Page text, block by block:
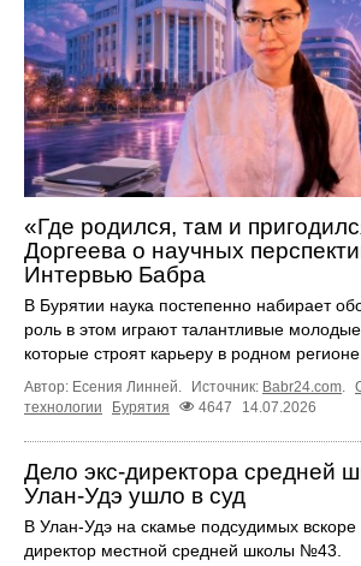
«Где родился, там и
Доргеева о научных
Интервью Бабра
В Бурятии наука постепенно набирает
роль в этом играют талантливые молодые
которые строят карьеру в родном регионе.
Автор: Есения Линней. Источник: Babr24.com
технологии
Бурятия 4647 14.07.2026
Дело экс-директора средней
Улан-Удэ ушло в суд
В Улан-Удэ на скамье подсудимых вскоре
директор местной средней школы №43.